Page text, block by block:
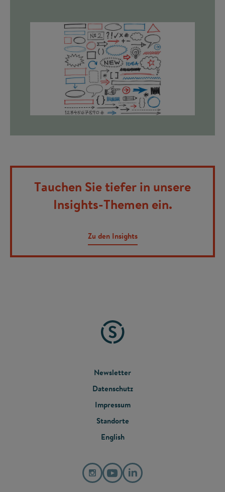
Tauchen Sie tiefer in unsere
Insights-Themen ein.
Zu den Insights
FOOTER
MENU
Newsletter
Datenschutz
Impressum
Standorte
English